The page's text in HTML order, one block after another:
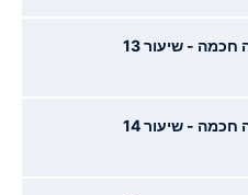
- שיעור 13
- שיעור 14